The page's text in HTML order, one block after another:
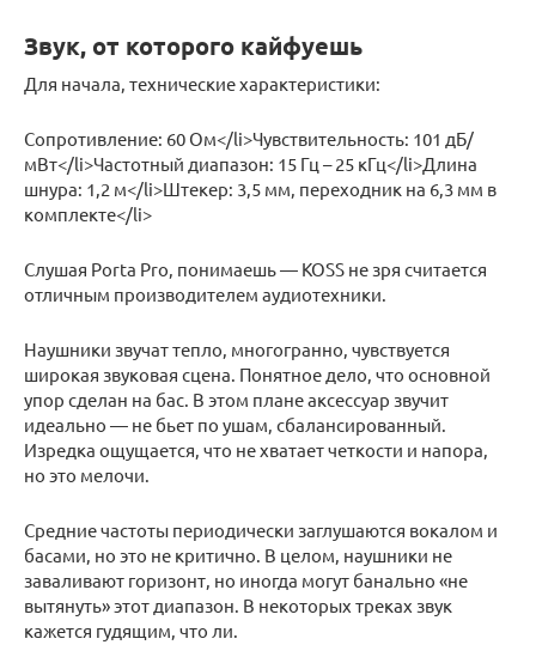
Звук, от которого кайфуешь
Для начала, технические характеристики:
Сопротивление: 60 Ом</li>Чувствительность: 101 дБ/
мВт</li>Частотный диапазон: 15 Гц – 25 кГц</li>Длина
шнура: 1,2 м</li>Штекер: 3,5 мм, переходник на 6,3 мм в
комплекте</li>
Слушая Porta Pro, понимаешь — KOSS не зря считается
отличным производителем аудиотехники.
Наушники звучат тепло, многогранно, чувствуется
широкая звуковая сцена. Понятное дело, что основной
упор сделан на бас. В этом плане аксессуар звучит
идеально — не бьет по ушам, сбалансированный.
Изредка ощущается, что не хватает четкости и напора,
но это мелочи.
Средние частоты периодически заглушаются вокалом и
басами, но это не критично. В целом, наушники не
заваливают горизонт, но иногда могут банально «не
вытянуть» этот диапазон. В некоторых треках звук
кажется гудящим, что ли.